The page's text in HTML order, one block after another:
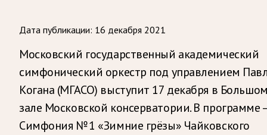
Дата публикации: 16 декабря 2021
Московский государственный академический
симфонический оркестр под управлением
Когана (МГАСО) выступит 17 декабря в
зале Московской консерватории. В программе
Симфония № 1 «Зимние грёзы» Чайковского